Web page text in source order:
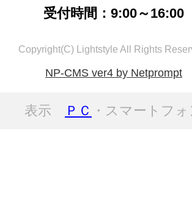
受付時間：9:00～16:00
Copyright(C) Lightstyle All Rights
NP-CMS ver4 by Netprompt
表示 ＰＣ ・スマートフ